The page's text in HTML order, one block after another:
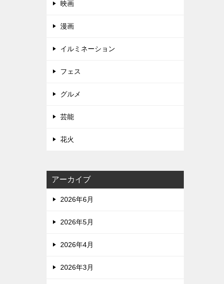
映画
漫画
イルミネーション
フェス
グルメ
芸能
花火
アーカイブ
2026年6月
2026年5月
2026年4月
2026年3月